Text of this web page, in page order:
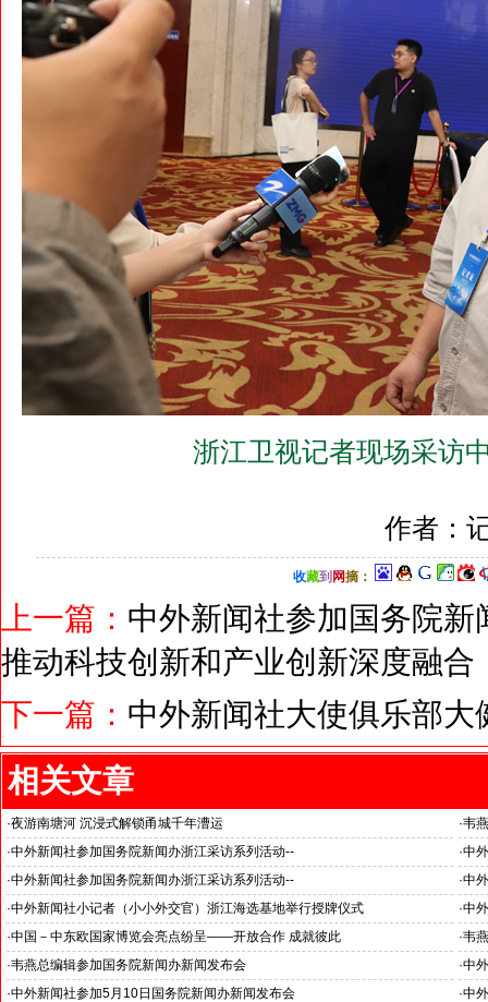
浙江卫视记者现场采访
作者：
收藏到 网摘：
上一篇： 中外新闻社参加国务院
推动科技创新和产业创新深度融合
下一篇： 中外新闻社大使俱乐部
相关文章
·夜游南塘河 沉浸式解锁甬城千年漕运 ·韦
关注
·中外新闻社参加国务院新闻办浙江采访系列活动--
杭州大学人工智能领域取得创造性成就
·中
推
·中外新闻社参加国务院新闻办浙江采访系列活动--
《湘湖·雅韵》推动杭州文旅战略格局
·中
·中外新闻社小记者（小小外交官）浙江海选基地举行授牌仪式 ·中
·中国－中东欧国家博览会亮点纷呈——开放合作 成就彼此 ·韦
·韦燕总编辑参加国务院新闻办新闻发布会
关注中国国际消费中心城市消费成效
·中
湖
·中外新闻社参加5月10日国务院新闻办新闻发布会
·中